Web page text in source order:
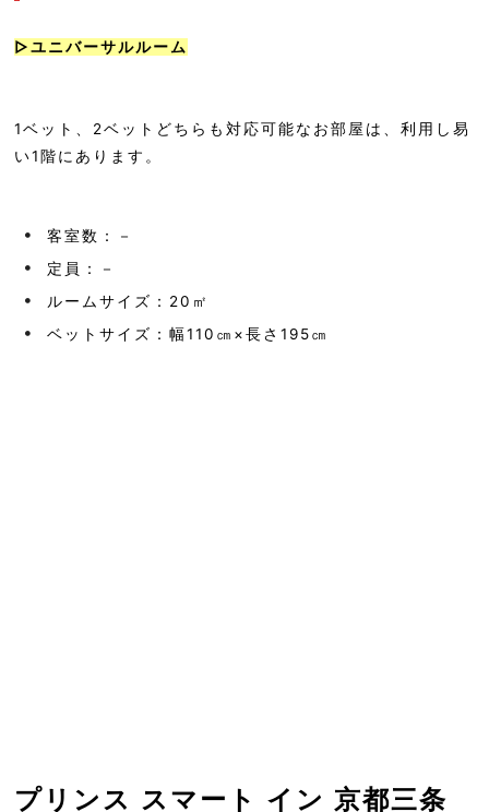
▷ユニバーサルルーム
1ベット、2ベットどちらも対応可能なお部屋は、利用し易
い1階にあります。
客室数：－
定員：－
ルームサイズ：20㎡
ベットサイズ：幅110㎝×長さ195㎝
プリンス スマート イン 京都三条